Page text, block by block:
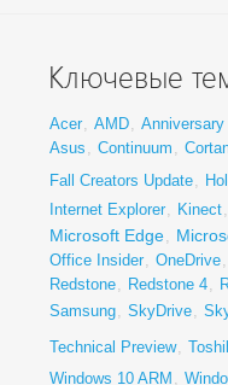
Ключевые
Acer, AMD, Anniversary
Asus , Continuum ,
Fall Creators Update,
Internet Explorer, Kinect,
Microsoft Edge,
Office Insider, OneDrive,
Redstone, Redstone 4,
Samsung, SkyDrive,
Technical Preview,
Windows 10 ARM ,